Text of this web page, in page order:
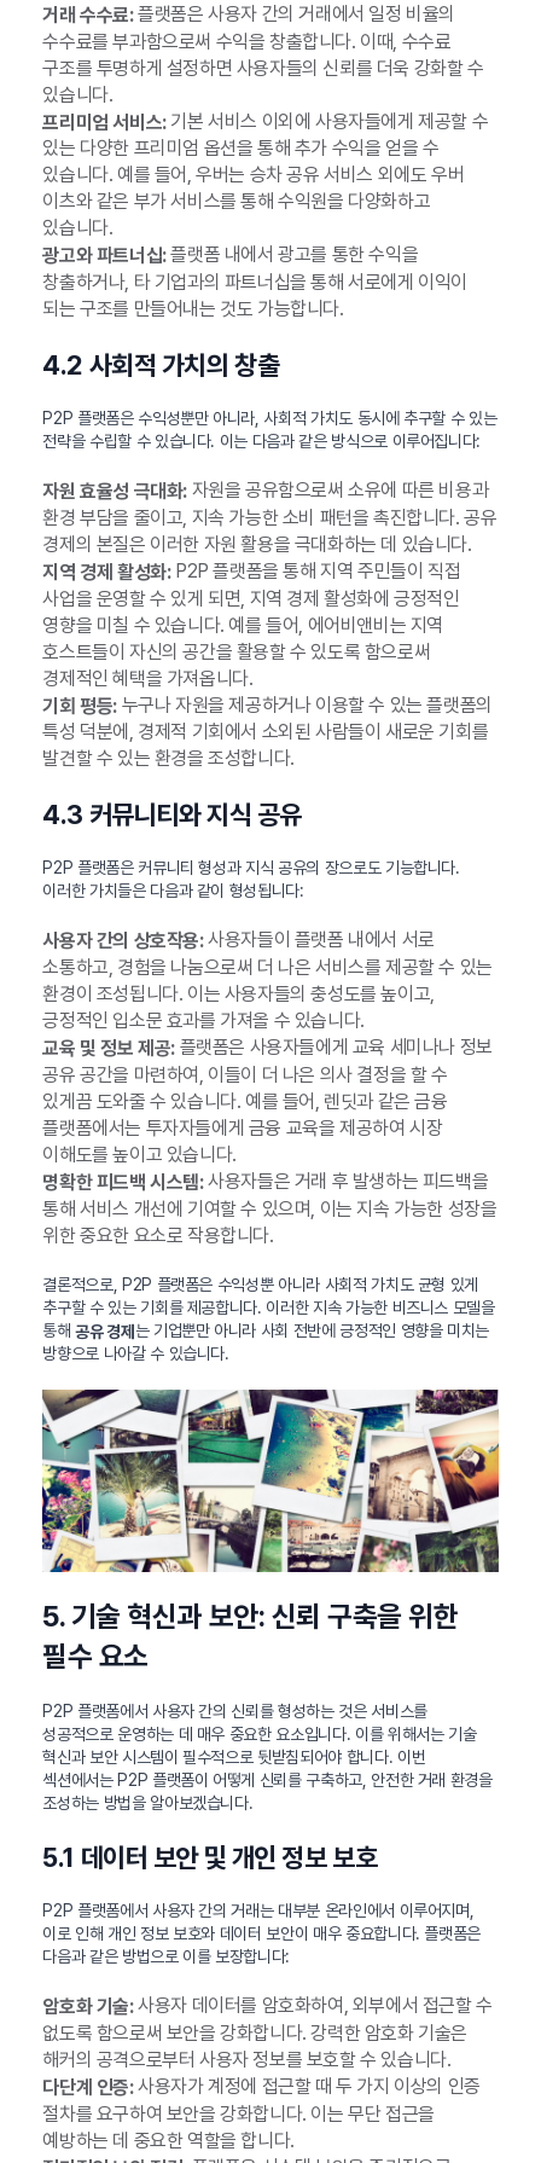
거래 수수료:플랫폼은 사용자 간의 거래에서 일정 비율의
수수료를 부과함으로써 수익을 창출합니다. 이때, 수수료
구조를 투명하게 설정하면 사용자들의 신뢰를 더욱 강화할 수
있습니다.
프리미엄 서비스:기본 서비스 이외에 사용자들에게 제공할 수
있는 다양한 프리미엄 옵션을 통해 추가 수익을 얻을 수
있습니다. 예를 들어, 우버는 승차 공유 서비스 외에도 우버
이츠와 같은 부가 서비스를 통해 수익원을 다양화하고
있습니다.
광고와 파트너십:플랫폼 내에서 광고를 통한 수익을
창출하거나, 타 기업과의 파트너십을 통해 서로에게 이익이
되는 구조를 만들어내는 것도 가능합니다.
4.2 사회적 가치의 창출
P2P 플랫폼은 수익성뿐만 아니라, 사회적 가치도 동시에 추구할 수 있는
전략을 수립할 수 있습니다. 이는 다음과 같은 방식으로 이루어집니다:
자원 효율성 극대화:자원을 공유함으로써 소유에 따른 비용과
환경 부담을 줄이고, 지속 가능한 소비 패턴을 촉진합니다. 공유
경제의 본질은 이러한 자원 활용을 극대화하는 데 있습니다.
지역 경제 활성화:P2P 플랫폼을 통해 지역 주민들이 직접
사업을 운영할 수 있게 되면, 지역 경제 활성화에 긍정적인
영향을 미칠 수 있습니다. 예를 들어, 에어비앤비는 지역
호스트들이 자신의 공간을 활용할 수 있도록 함으로써
경제적인 혜택을 가져옵니다.
기회 평등:누구나 자원을 제공하거나 이용할 수 있는 플랫폼의
특성 덕분에, 경제적 기회에서 소외된 사람들이 새로운 기회를
발견할 수 있는 환경을 조성합니다.
4.3 커뮤니티와 지식 공유
P2P 플랫폼은 커뮤니티 형성과 지식 공유의 장으로도 기능합니다.
이러한 가치들은 다음과 같이 형성됩니다:
사용자 간의 상호작용:사용자들이 플랫폼 내에서 서로
소통하고, 경험을 나눔으로써 더 나은 서비스를 제공할 수 있는
환경이 조성됩니다. 이는 사용자들의 충성도를 높이고,
긍정적인 입소문 효과를 가져올 수 있습니다.
교육 및 정보 제공:플랫폼은 사용자들에게 교육 세미나나 정보
공유 공간을 마련하여, 이들이 더 나은 의사 결정을 할 수
있게끔 도와줄 수 있습니다. 예를 들어, 렌딧과 같은 금융
플랫폼에서는 투자자들에게 금융 교육을 제공하여 시장
이해도를 높이고 있습니다.
명확한 피드백 시스템:사용자들은 거래 후 발생하는 피드백을
통해 서비스 개선에 기여할 수 있으며, 이는 지속 가능한 성장을
위한 중요한 요소로 작용합니다.
결론적으로, P2P 플랫폼은 수익성뿐 아니라 사회적 가치도 균형 있게
추구할 수 있는 기회를 제공합니다. 이러한 지속 가능한 비즈니스 모델을
통해공유 경제는 기업뿐만 아니라 사회 전반에 긍정적인 영향을 미치는
방향으로 나아갈 수 있습니다.
5. 기술 혁신과 보안: 신뢰 구축을 위한
필수 요소
P2P 플랫폼에서 사용자 간의 신뢰를 형성하는 것은 서비스를
성공적으로 운영하는 데 매우 중요한 요소입니다. 이를 위해서는 기술
혁신과 보안 시스템이 필수적으로 뒷받침되어야 합니다. 이번
섹션에서는 P2P 플랫폼이 어떻게 신뢰를 구축하고, 안전한 거래 환경을
조성하는 방법을 알아보겠습니다.
5.1 데이터 보안 및 개인 정보 보호
P2P 플랫폼에서 사용자 간의 거래는 대부분 온라인에서 이루어지며,
이로 인해 개인 정보 보호와 데이터 보안이 매우 중요합니다. 플랫폼은
다음과 같은 방법으로 이를 보장합니다:
암호화 기술:사용자 데이터를 암호화하여, 외부에서 접근할 수
없도록 함으로써 보안을 강화합니다. 강력한 암호화 기술은
해커의 공격으로부터 사용자 정보를 보호할 수 있습니다.
다단계 인증:사용자가 계정에 접근할 때 두 가지 이상의 인증
절차를 요구하여 보안을 강화합니다. 이는 무단 접근을
예방하는 데 중요한 역할을 합니다.